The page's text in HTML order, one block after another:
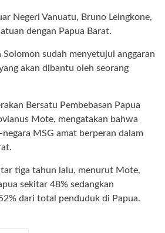
Negeri Vanuatu, Bruno Leingkone,
dengan Papua Barat.
Solomon sudah menyetujui anggaran
akan dibantu oleh seorang
Bersatu Pembebasan Papua
Mote, mengatakan bahwa
MSG amat berperan dalam
tiga tahun lalu, menurut Mote,
sekitar 48% sedangkan
dari total penduduk di Papua.